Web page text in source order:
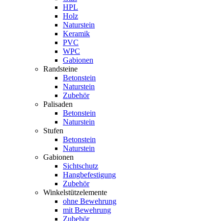
HPL
Holz
Naturstein
Keramik
PVC
WPC
Gabionen
Randsteine
Betonstein
Naturstein
Zubehör
Palisaden
Betonstein
Naturstein
Stufen
Betonstein
Naturstein
Gabionen
Sichtschutz
Hangbefestigung
Zubehör
Winkelstützelemente
ohne Bewehrung
mit Bewehrung
Zubehör